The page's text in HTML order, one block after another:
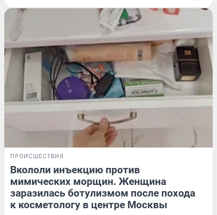
ПРОИСШЕСТВИЯ
Вкололи инъекцию против
мимических морщин. Женщина
заразилась ботулизмом после похода
к косметологу в центре Москвы